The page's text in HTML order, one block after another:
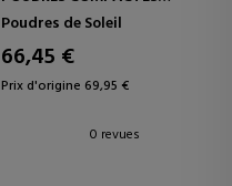
MATIFIANTES ET FIXANTES
Poudres de Soleil
66,45 €
Prix d'origine 69,95 €
0 revues